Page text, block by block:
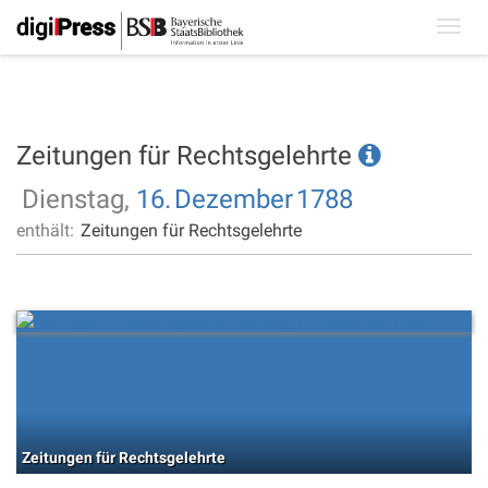
Zeitungen für Rechtsgelehrte
Dienstag, 16. Dezember1788
enthält: Zeitungen für Rechtsgelehrte
Zeitungen für Rechtsgelehrte